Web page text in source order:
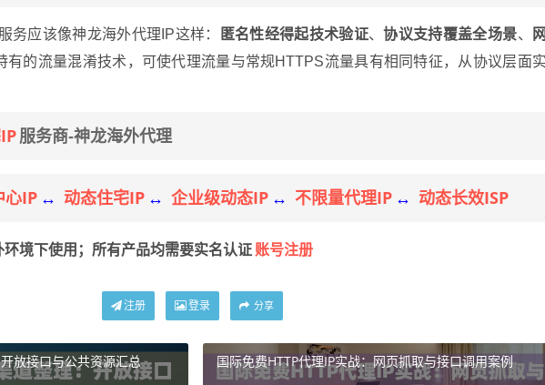
务应该像神龙海外代理IP这样： 匿名性经得起技术验证、协议支持覆盖全场景、
网
有的流量混淆技术，可使代理流量与常规HTTPS流量具有相同特征，从协议层面实
服务商-神龙海外代理
心IP ↔ 动态住宅IP ↔ 企业级动态IP ↔ 不限量代理IP ↔ 动态长效ISP
境下使用；所有产品均需要实名认证 账号注册
注册 登录 分享
放接口与公共资源汇总 国际免费HTTP代理IP实战：网页抓取与接口调用案例